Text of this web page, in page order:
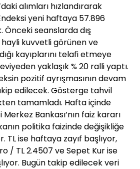
alımları hızlandırarak
yeni haftaya 57.896
seanslarda dış
kuvvetli görünen ve
kayıplarını telafi etmeye
yaklaşık % 20 ralli yaptı.
pozitif ayrışmasının devam
edilecek. Gösterge tahvil
tamamladı. Hafta içinde
Bankası’nın faiz kararı
politika faizinde değişikliğe
TL ise haftaya zayıf başlıyor,
/ TL 2.4507 ve Sepet Kur ise
Bugün takip edilecek veri